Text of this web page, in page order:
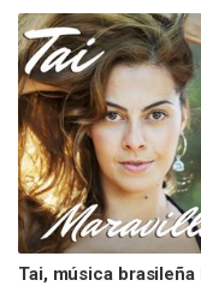
Tai, música brasileña